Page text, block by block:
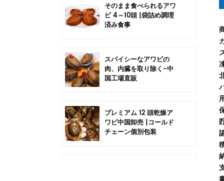
そのまま食べられるアワ
ビ 4～10頭 |袋詰め調理
済み食事
スパイシーなアワビの
肉、内臓を取り除く-中
国工場直販
プレミアム 12 頭乾燥ア
ワビ中国卸売 |コールド
チェーン個別包装